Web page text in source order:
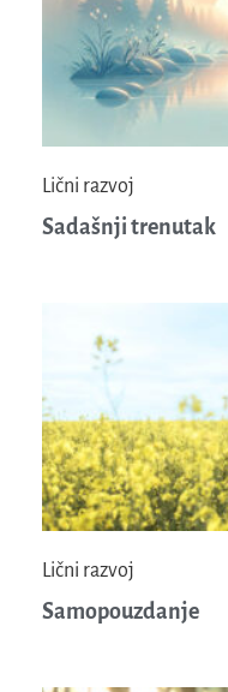
Lični razvoj
Sadašnji trenutak
Lični razvoj
Samopouzdanje